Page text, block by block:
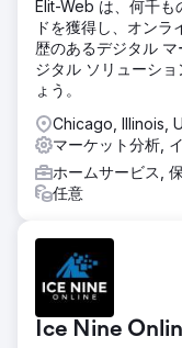
Elit-Web は、何千も
ドを獲得し、オン
歴のあるデジタル
ジタル ソリューシ
ょう。
Chicago, Illinois,
マーケット分析,
ホームサービス,
任意
Ice Nine